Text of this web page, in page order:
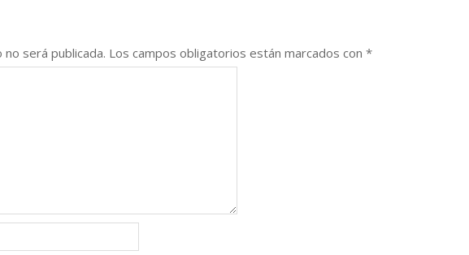
será publicada. Los campos obligatorios están marcados con *